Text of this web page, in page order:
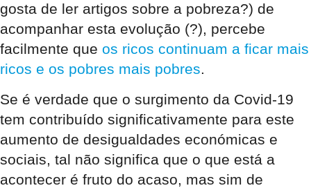
gosta de ler artigos sobre a pobreza?) de
acompanhar esta evolução (?), percebe
facilmente que os ricos continuam a ficar mais
ricos e os pobres mais pobres.
Se é verdade que o surgimento da Covid-19
tem contribuído significativamente para este
aumento de desigualdades económicas e
sociais, tal não significa que o que está a
acontecer é fruto do acaso, mas sim de